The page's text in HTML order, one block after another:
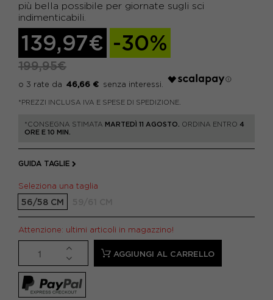
più bella possibile per giornate sugli sci
indimenticabili.
139,97€ -30%
199,95€
46,66 €
*PREZZI INCLUSA IVA E SPESE DI SPEDIZIONE.
*CONSEGNA STIMATA MARTEDÌ 11 AGOSTO. ORDINA ENTRO 4
ORE E 10 MIN.
GUIDA TAGLIE
Seleziona una taglia
56/58 CM
Attenzione: ultimi articoli in magazzino!
AGGIUNGI AL CARRELLO